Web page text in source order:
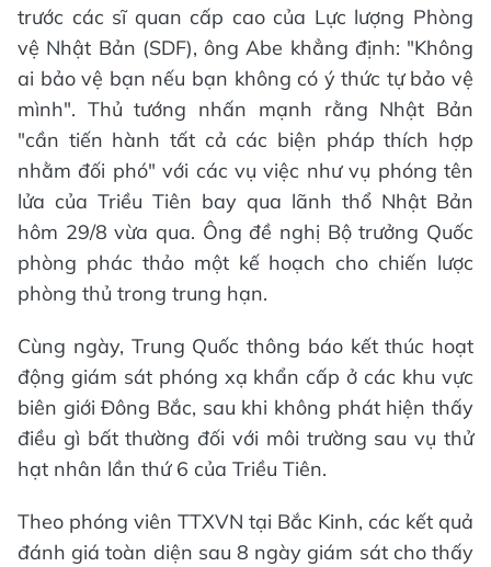
trước các sĩ quan cấp cao của Lực lượng Phòng
vệ Nhật Bản (SDF), ông Abe khẳng định: "Không
ai bảo vệ bạn nếu bạn không có ý thức tự bảo vệ
mình". Thủ tướng nhấn mạnh rằng Nhật Bản
"cần tiến hành tất cả các biện pháp thích hợp
nhằm đối phó" với các vụ việc như vụ phóng tên
lửa của Triều Tiên bay qua lãnh thổ Nhật Bản
hôm 29/8 vừa qua. Ông đề nghị Bộ trưởng Quốc
phòng phác thảo một kế hoạch cho chiến lược
phòng thủ trong trung hạn.
Cùng ngày, Trung Quốc thông báo kết thúc hoạt
động giám sát phóng xạ khẩn cấp ở các khu vực
biên giới Đông Bắc, sau khi không phát hiện thấy
điều gì bất thường đối với môi trường sau vụ thử
hạt nhân lần thứ 6 của Triều Tiên.
Theo phóng viên TTXVN tại Bắc Kinh, các kết quả
đánh giá toàn diện sau 8 ngày giám sát cho thấy